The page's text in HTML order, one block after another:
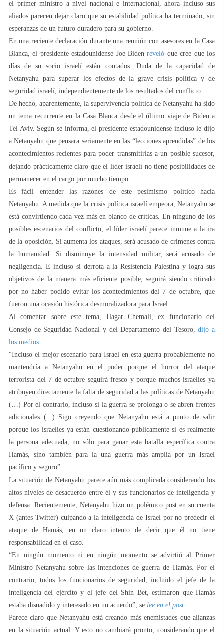
el primer ministro a nivel nacional e internacional, ahora incluso sus
aliados parecen dejar claro que su estabilidad política ha terminado, sin
esperanzas de un futuro duradero para su gobierno.
En una reciente declaración durante una reunión con asesores en la Casa
Blanca, el presidente estadounidense Joe Bidenreveló que cree que los
días de su socio israelí están contados. Duda de la capacidad de
Netanyahu para superar los efectos de la grave crisis política y de
seguridad israelí, independientemente de los resultados del conflicto.
De hecho, aparentemente, la supervivencia política de Netanyahu ha sido
un tema recurrente en la Casa Blanca desde el último viaje de Biden a
Tel Aviv. Según se informa, el presidente estadounidense incluso le dijo
a Netanyahu que pensara seriamente en las “lecciones aprendidas” de los
acontecimientos recientes para poder transmitirlas a un posible sucesor,
dejando prácticamente claro que el líder israelí no tiene posibilidades de
permanecer en el cargo por mucho tiempo.
Es fácil entender las razones de este pesimismo político hacia
Netanyahu. A medida que la crisis política israelí empeora, Netanyahu se
está convirtiendo cada vez más en blanco de críticas. En ninguno de los
posibles escenarios del conflicto, el líder israelí parece inmune a la ira
de la oposición. Si aumenta los ataques, será acusado de crímenes contra
la humanidad. Si disminuye la intensidad militar, será acusado de
negligencia. E incluso si derrota a la Resistencia Palestina y logra sus
objetivos de la manera más eficiente posible, seguirá siendo criticado
por no haber podido evitar los acontecimientos del 7 de octubre, que
fueron una ocasión histórica desmoralizadora para Israel.
Al comentar sobre este tema, Hagar Chemali, ex funcionario del
Consejo de Seguridad Nacional y del Departamento del Tesoro,dijo a
los medios :
“Incluso el mejor escenario para Israel en esta guerra probablemente no
mantendría a Netanyahu en el poder porque el horror del ataque
terrorista del 7 de octubre seguirá fresco y porque muchos israelíes ya
atribuyen directamente la falta de seguridad a las políticas de Netanyahu
(…) Por el contrario, incluso si la guerra se prolonga o se abren frentes
adicionales (...) Sigo creyendo que Netanyahu está a punto de salir
porque los israelíes ya están cuestionando públicamente si es realmente
la persona adecuada, no sólo para ganar esta batalla específica contra
Hamás, sino también para la una guerra más amplia por un Israel
pacífico y seguro”.
La situación de Netanyahu parece aún más complicada considerando los
altos niveles de desacuerdo entre él y sus funcionarios de inteligencia y
defensa. Recientemente, Netanyahu hizo un polémico post en su cuenta
X (antes Twitter) culpando a la inteligencia de Israel por no predecir el
ataque de Hamás, en un claro intento de decir que él no tiene
responsabilidad en el caso.
“En ningún momento ni en ningún momento se advirtió al Primer
Ministro Netanyahu sobre las intenciones de guerra de Hamás. Por el
contrario, todos los funcionarios de seguridad, incluido el jefe de la
inteligencia del ejército y el jefe del Shin Bet, estimaron que Hamás
estaba disuadido y interesado en un acuerdo”, se lee en el post
Parece claro que Netanyahu está creando más enemistades que alianzas
en la situación actual. Y esto no cambiará pronto, considerando que el